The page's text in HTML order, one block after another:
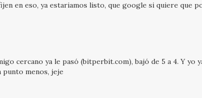
en eso, ya estariamos listo, que google si quiere que
cercano ya le pasó (bitperbit.com), bajó de 5 a 4. Y yo
punto menos, jeje